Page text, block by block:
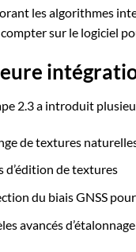
les algorithmes
sur le logiciel
2.3 a introduit
de textures
d’édition de textures
du biais GNSS
avancés